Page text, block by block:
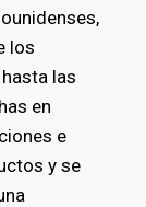
los
las
en
e
y se